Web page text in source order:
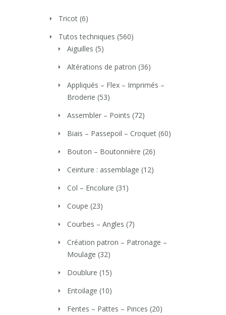
Tricot (6)
Tutos techniques (560)
Aiguilles (5)
Altérations de patron (36)
Appliqués – Flex – Imprimés –
Broderie (53)
Assembler – Points (72)
Biais – Passepoil – Croquet (60)
Bouton – Boutonnière (26)
Ceinture : assemblage (12)
Col – Encolure (31)
Coupe (23)
Courbes – Angles (7)
Création patron – Patronage –
Moulage (32)
Doublure (15)
Entoilage (10)
Fentes – Pattes – Pinces (20)